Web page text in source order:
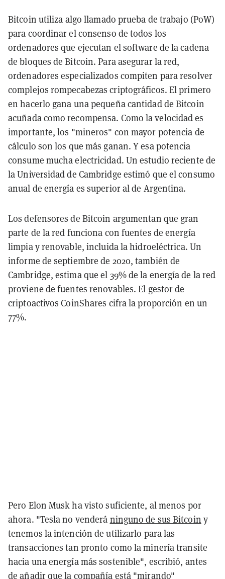
Bitcoin utiliza algo llamado prueba de trabajo (PoW)
para coordinar el consenso de todos los
ordenadores que ejecutan el software de la cadena
de bloques de Bitcoin. Para asegurar la red,
ordenadores especializados compiten para resolver
complejos rompecabezas criptográficos. El primero
en hacerlo gana una pequeña cantidad de Bitcoin
acuñada como recompensa. Como la velocidad es
importante, los "mineros" con mayor potencia de
cálculo son los que más ganan. Y esa potencia
consume mucha electricidad. Un estudio reciente de
la Universidad de Cambridge estimó que el consumo
anual de energía es superior al de Argentina.
Los defensores de Bitcoin argumentan que gran
parte de la red funciona con fuentes de energía
limpia y renovable, incluida la hidroeléctrica. Un
informe de septiembre de 2020, también de
Cambridge, estima que el 39% de la energía de la red
proviene de fuentes renovables. El gestor de
criptoactivos CoinShares cifra la proporción en un
77%.
Pero Elon Musk ha visto suficiente, al menos por
ahora. "Tesla no venderá ninguno de sus Bitcoin y
tenemos la intención de utilizarlo para las
transacciones tan pronto como la minería transite
hacia una energía más sostenible", escribió, antes
de añadir que la compañía está "mirando"